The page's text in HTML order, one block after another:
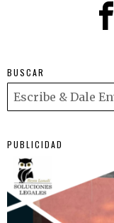
BUSCAR
PUBLICIDAD